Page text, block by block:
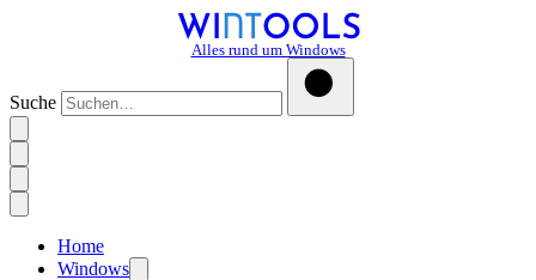
Alles rund um Windows
Suche
Home
Windows